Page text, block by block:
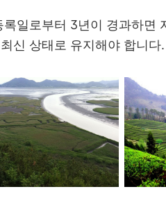
록일로부터 3년이 경과하면
신 상태로 유지해야 합니다.